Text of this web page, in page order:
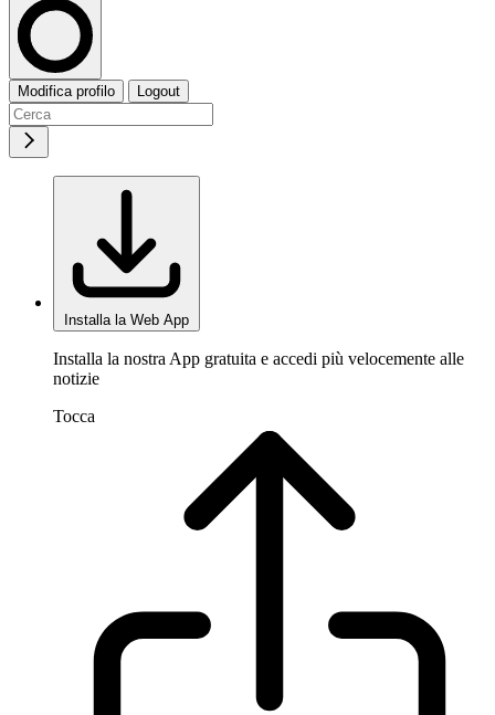
Modifica profilo Logout
Installa la Web App
Installa la nostra App gratuita e accedi più velocemente alle
notizie
Tocca